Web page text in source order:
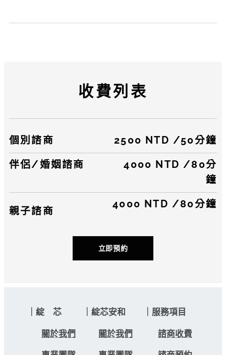
收費列表
個別諮商
2500 NTD /50分鐘
伴侶/婚姻諮商
4000 NTD /80分
鐘
親子諮商
4000 NTD /80分鐘
立即預約
｜綻 芯 ｜綻芯安和 ｜服務項目
關於我們 關於我們 諮商收費